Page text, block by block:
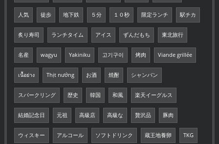
人気 徒歩 地下鉄 ５分 １０秒 限定ランチ 駅チカ
炙り寿司 ランチタイム アイス ずんだもち 東北旅行
名産 wagyu Yakiniku 고기구이 烤肉 Viande grillée
เนื้อย่าง Thịt nướng お酒 焼酎 シャンパン
スパークリング 歴史 韓国 和風 楽天イーグルス
結婚記念日 元祖 高級店 高級な 贅沢品 豚肉
ウィスキー アルコール ソフトドリンク 蔵王地養卵 TKG